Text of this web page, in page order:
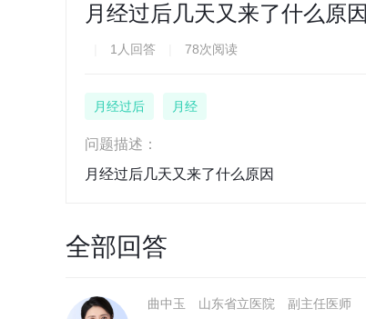
月经过后几天又来了什么原因
1人回答 78次阅读
月经过后 月经
问题描述：
月经过后几天又来了什么原因
全部回答
曲中玉 山东省立医院 副主任医师